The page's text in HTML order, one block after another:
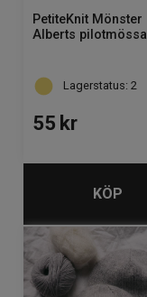
PetiteKnit Mönster
Alberts pilotmössa
Lagerstatus: 2
55 kr
KÖP